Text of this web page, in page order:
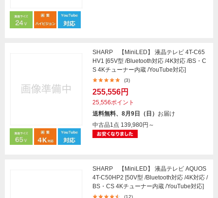
SHARP 【MiniLED】 液晶テレビ 4T-C65
HV1 [65V型 /Bluetooth対応 /4K対応 /BS・C
S 4Kチューナー内蔵 /YouTube対応]
(3)
255,556円
25,556ポイント
送料無料、8月9日（日） お届け
中古品1点 139,980円～
SHARP 【MiniLED】 液晶テレビ AQUOS
4T-C50HP2 [50V型 /Bluetooth対応 /4K対応 /
BS・CS 4Kチューナー内蔵 /YouTube対応]
(12)